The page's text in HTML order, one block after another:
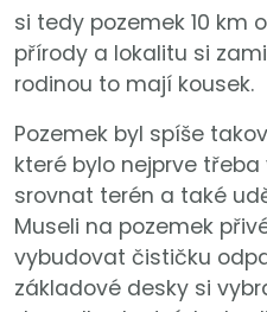
si tedy pozemek 10 km
přírody a lokalitu si
rodinou to mají kousek.
Pozemek byl spíše
které bylo nejprve
srovnat terén a také
Museli na pozemek
vybudovat čističku
základové desky si